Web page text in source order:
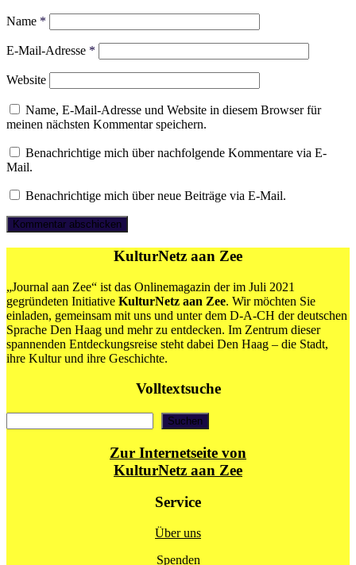
Name *
E-Mail-Adresse *
Website
Name, E-Mail-Adresse und Website in diesem Browser für
meinen nächsten Kommentar speichern.
Benachrichtige mich über nachfolgende Kommentare via E-
Mail.
Benachrichtige mich über neue Beiträge via E-Mail.
KulturNetz aan Zee
„Journal aan Zee“ ist das Onlinemagazin der im Juli 2021
gegründeten Initiative KulturNetz aan Zee. Wir möchten Sie
einladen, gemeinsam mit uns und unter dem D-A-CH der deutschen
Sprache Den Haag und mehr zu entdecken. Im Zentrum dieser
spannenden Entdeckungsreise steht dabei Den Haag – die Stadt,
ihre Kultur und ihre Geschichte.
Volltextsuche
Suchen
Zur Internetseite von
KulturNetz aan Zee
Service
Über uns
Spenden